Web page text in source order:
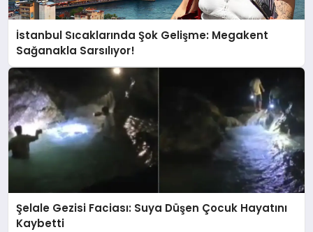
İstanbul Sıcaklarında Şok Gelişme: Megakent
Sağanakla Sarsılıyor!
Şelale Gezisi Faciası: Suya Düşen Çocuk Hayatını
Kaybetti